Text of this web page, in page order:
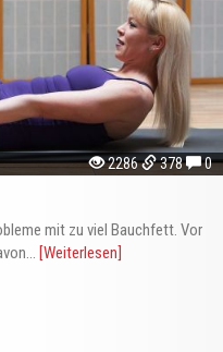
2286 378 0
mit zu viel Bauchfett. Vor
[Weiterlesen]